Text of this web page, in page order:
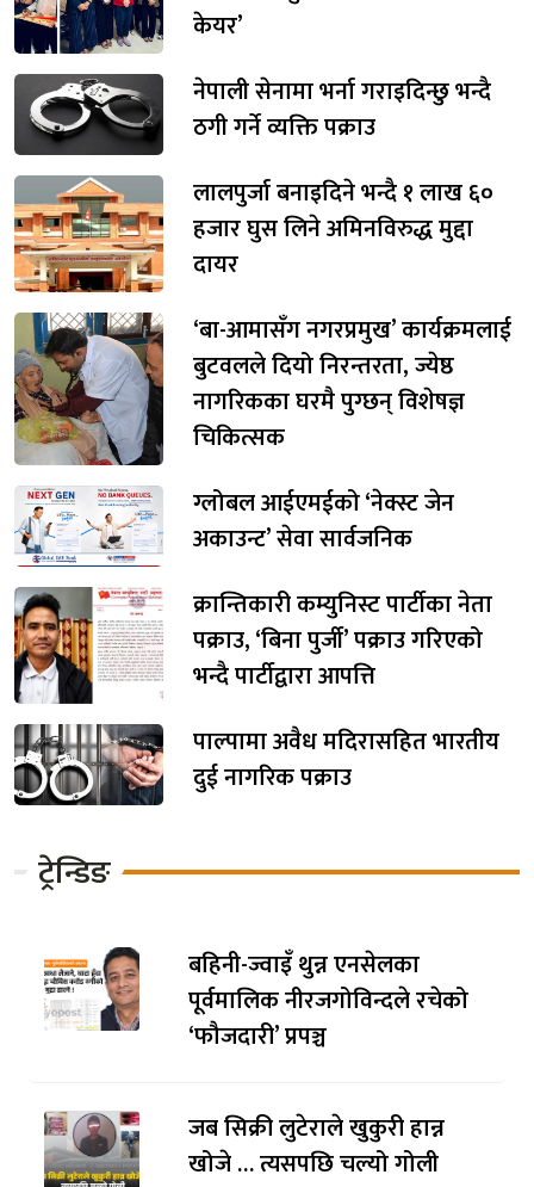
केयर’
नेपाली सेनामा भर्ना गराइदिन्छु भन्दै
ठगी गर्ने व्यक्ति पक्राउ
लालपुर्जा बनाइदिने भन्दै १ लाख ६०
हजार घुस लिने अमिनविरुद्ध मुद्दा
दायर
‘बा-आमासँग नगरप्रमुख’ कार्यक्रमलाई
बुटवलले दियो निरन्तरता, ज्येष्ठ
नागरिकका घरमै पुग्छन् विशेषज्ञ
चिकित्सक
ग्लोबल आईएमईको ‘नेक्स्ट जेन
अकाउन्ट’ सेवा सार्वजनिक
क्रान्तिकारी कम्युनिस्ट पार्टीका नेता
पक्राउ, ‘बिना पुर्जी’ पक्राउ गरिएको
भन्दै पार्टीद्वारा आपत्ति
पाल्पामा अवैध मदिरासहित भारतीय
दुई नागरिक पक्राउ
ट्रेन्डिङ
बहिनी-ज्वाइँ थुन्न एनसेलका
पूर्वमालिक नीरजगोविन्दले रचेको
‘फौजदारी’ प्रपञ्च
जब सिक्री लुटेराले खुकुरी हान्न
खोजे … त्यसपछि चल्यो गोली